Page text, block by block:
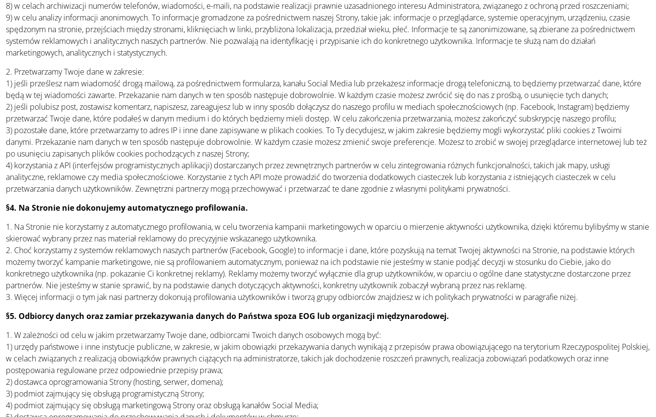
8) w celach archiwizacji numerów telefonów, wiadomości, e-maili, na podstawie realizacji prawnie uzasadnionego interesu Administratora, związanego z ochroną przed roszczeniami;
9) w celu analizy informacji anonimowych. To informacje gromadzone za pośrednictwem naszej Strony, takie jak: informacje o przeglądarce, systemie operacyjnym, urządzeniu, czasie
spędzonym na stronie, przejściach między stronami, kliknięciach w linki, przybliżona lokalizacja, przedział wieku, płeć. Informacje te są zanonimizowane, są zbierane za pośrednictwem
systemów reklamowych i analitycznych naszych partnerów. Nie pozwalają na identyfikację i przypisanie ich do konkretnego użytkownika. Informacje te służą nam do działań
marketingowych, analitycznych i statystycznych.
2. Przetwarzamy Twoje dane w zakresie:
1) jeśli prześlesz nam wiadomość drogą mailową, za pośrednictwem formularza, kanału Social Media lub przekażesz informacje drogą telefoniczną, to będziemy przetwarzać dane, które
będą w tej wiadomości zawarte. Przekazanie nam danych w ten sposób następuje dobrowolnie. W każdym czasie możesz zwrócić się do nas z prośbą, o usunięcie tych danych;
2) jeśli polubisz post, zostawisz komentarz, napiszesz, zareagujesz lub w inny sposób dołączysz do naszego profilu w mediach społecznościowych (np. Facebook, Instagram) będziemy
przetwarzać Twoje dane, które podałeś w danym medium i do których będziemy mieli dostęp. W celu zakończenia przetwarzania, możesz zakończyć subskrypcję naszego profilu;
3) pozostałe dane, które przetwarzamy to adres IP i inne dane zapisywane w plikach cookies. To Ty decydujesz, w jakim zakresie będziemy mogli wykorzystać pliki cookies z Twoimi
danymi. Przekazanie nam danych w ten sposób następuje dobrowolnie. W każdym czasie możesz zmienić swoje preferencje. Możesz to zrobić w swojej przeglądarce internetowej lub też
po usunięciu zapisanych plików cookies pochodzących z naszej Strony;
4) korzystania z API (interfejsów programistycznych aplikacji) dostarczanych przez zewnętrznych partnerów w celu zintegrowania różnych funkcjonalności, takich jak mapy, usługi
analityczne, reklamowe czy media społecznościowe. Korzystanie z tych API może prowadzić do tworzenia dodatkowych ciasteczek lub korzystania z istniejących ciasteczek w celu
przetwarzania danych użytkowników. Zewnętrzni partnerzy mogą przechowywać i przetwarzać te dane zgodnie z własnymi politykami prywatności.
§4. Na Stronie nie dokonujemy automatycznego profilowania.
1. Na Stronie nie korzystamy z automatycznego profilowania, w celu tworzenia kampanii marketingowych w oparciu o mierzenie aktywności użytkownika, dzięki któremu bylibyśmy w stanie
skierować wybrany przez nas materiał reklamowy do precyzyjnie wskazanego użytkownika.
2. Choć korzystamy z systemów reklamowych naszych partnerów (Facebook, Google) to informacje i dane, które pozyskują na temat Twojej aktywności na Stronie, na podstawie których
możemy tworzyć kampanie marketingowe, nie są profilowaniem automatycznym, ponieważ na ich podstawie nie jesteśmy w stanie podjąć decyzji w stosunku do Ciebie, jako do
konkretnego użytkownika (np. pokazanie Ci konkretnej reklamy). Reklamy możemy tworzyć wyłącznie dla grup użytkowników, w oparciu o ogólne dane statystyczne dostarczone przez
partnerów. Nie jesteśmy w stanie sprawić, by na podstawie danych dotyczących aktywności, konkretny użytkownik zobaczył wybraną przez nas reklamę.
3. Więcej informacji o tym jak nasi partnerzy dokonują profilowania użytkowników i tworzą grupy odbiorców znajdziesz w ich politykach prywatności w paragrafie niżej.
§5. Odbiorcy danych oraz zamiar przekazywania danych do Państwa spoza EOG lub organizacji międzynarodowej.
1. W zależności od celu w jakim przetwarzamy Twoje dane, odbiorcami Twoich danych osobowych mogą być:
1) urzędy państwowe i inne instytucje publiczne, w zakresie, w jakim obowiązki przekazywania danych wynikają z przepisów prawa obowiązującego na terytorium Rzeczypospolitej Polskiej,
w celach związanych z realizacją obowiązków prawnych ciążących na administratorze, takich jak dochodzenie roszczeń prawnych, realizacja zobowiązań podatkowych oraz inne
postępowania regulowane przez odpowiednie przepisy prawa;
2) dostawca oprogramowania Strony (hosting, serwer, domena);
3) podmiot zajmujący się obsługą programistyczną Strony;
4) podmiot zajmujący się obsługą marketingową Strony oraz obsługą kanałów Social Media;